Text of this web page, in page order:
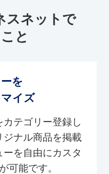
スネットで
と
を
イズ
テゴリー登録し
ナル商品を掲載
を自由にカスタ
可能です。